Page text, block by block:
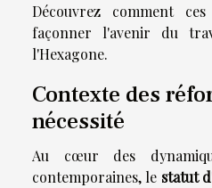
Découvrez comment
façonner l'avenir du
l'Hexagone.
Contexte des
nécessité
Au cœur des
contemporaines, le statut